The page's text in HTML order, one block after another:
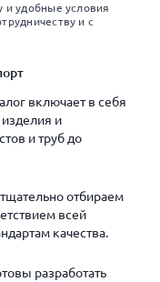
и удобные условия
и с
включает в себя
и
и труб до
отбираем
всей
качества.
разработать